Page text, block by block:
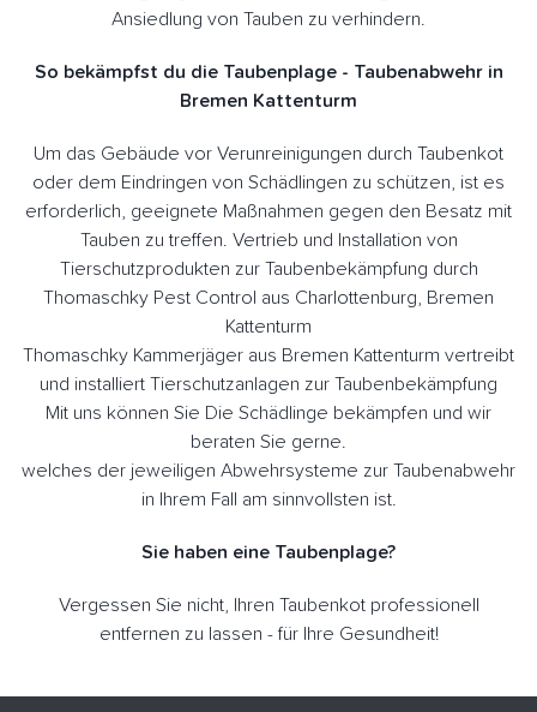
Ansiedlung von Tauben zu verhindern.
So bekämpfst du die Taubenplage - Taubenabwehr in
Bremen Kattenturm
Um das Gebäude vor Verunreinigungen durch Taubenkot
oder dem Eindringen von Schädlingen zu schützen, ist es
erforderlich, geeignete Maßnahmen gegen den Besatz mit
Tauben zu treffen. Vertrieb und Installation von
Tierschutzprodukten zur Taubenbekämpfung durch
Thomaschky Pest Control aus Charlottenburg, Bremen
Kattenturm
Thomaschky Kammerjäger aus Bremen Kattenturm vertreibt
und installiert Tierschutzanlagen zur Taubenbekämpfung
Mit uns können Sie Die Schädlinge bekämpfen und wir
beraten Sie gerne.
welches der jeweiligen Abwehrsysteme zur Taubenabwehr
in Ihrem Fall am sinnvollsten ist.
Sie haben eine Taubenplage?
Vergessen Sie nicht, Ihren Taubenkot professionell
entfernen zu lassen - für Ihre Gesundheit!